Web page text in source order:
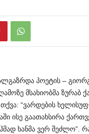
პოეტის –
მსახიობმა ზურაბ
“ვარდების
ისე გაათახსირა
ხანმა ვერ შეძლო”.